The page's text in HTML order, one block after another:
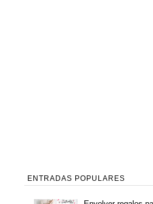
ENTRADAS POPULARES